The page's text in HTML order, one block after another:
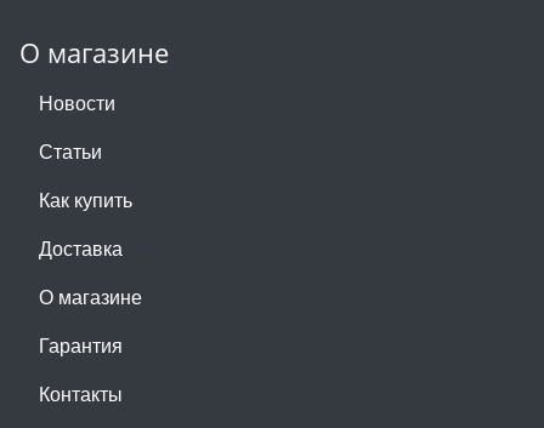
О магазине
Новости
Статьи
Как купить
Доставка
О магазине
Гарантия
Контакты